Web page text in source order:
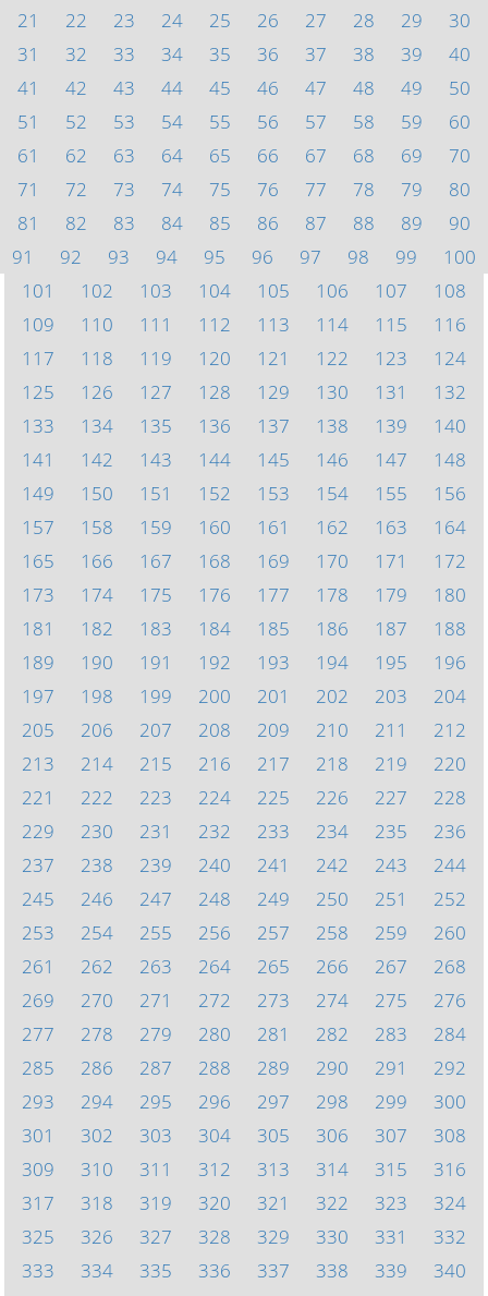
21
22 23 24 25 26 27 28 29
30
31
32 33 34 35 36 37 38 39
40
41
42 43 44 45 46 47 48 49
50
51
52 53 54 55 56 57 58 59
60
61
62 63 64 65 66 67 68 69
70
71
72 73 74 75 76 77 78 79
80
81
82 83 84 85 86 87 88 89
90
91
92 93 94 95 96 97 98 99
100
101
102 103 104 105 106 107
108
109
110 111 112 113 114 115
116
117
118 119 120 121 122 123
124
125
126 127 128 129 130 131
132
133
134 135 136 137 138 139
140
141
142 143 144 145 146 147
148
149
150 151 152 153 154 155
156
157
158 159 160 161 162 163
164
165
166 167 168 169 170 171
172
173
174 175 176 177 178 179
180
181
182 183 184 185 186 187
188
189
190 191 192 193 194 195
196
197
198 199 200 201 202 203
204
205
206 207 208 209 210 211
212
213
214 215 216 217 218 219
220
221
222 223 224 225 226 227
228
229
230 231 232 233 234 235
236
237
238 239 240 241 242 243
244
245
246 247 248 249 250 251
252
253
254 255 256 257 258 259
260
261
262 263 264 265 266 267
268
269
270 271 272 273 274 275
276
277
278 279 280 281 282 283
284
285
286 287 288 289 290 291
292
293
294 295 296 297 298 299
300
301
302 303 304 305 306 307
308
309
310 311 312 313 314 315
316
317
318 319 320 321 322 323
324
325
326 327 328 329 330 331
332
333
334 335 336 337 338 339
340